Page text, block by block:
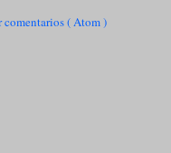
comentarios ( Atom )